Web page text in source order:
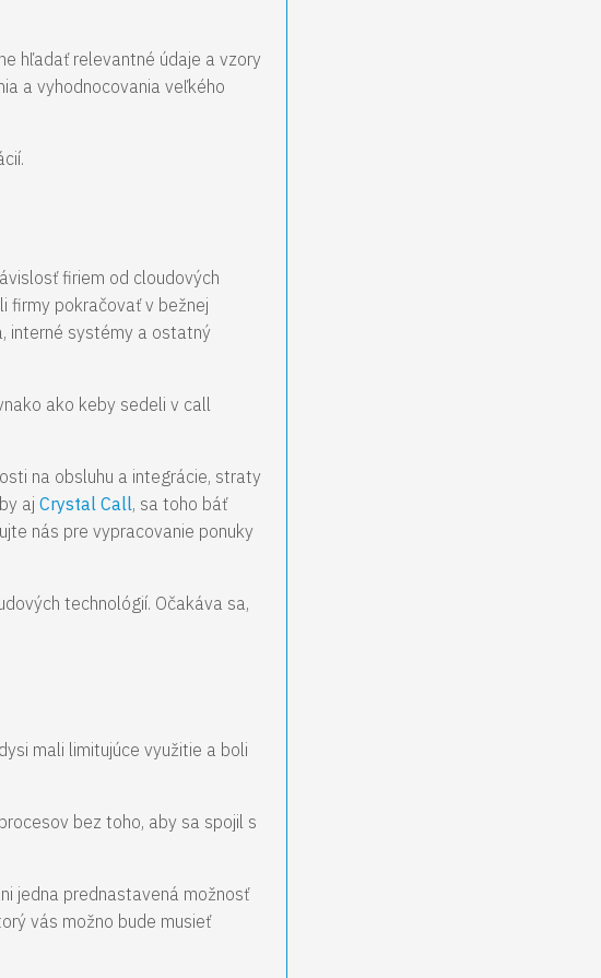
hľadať relevantné údaje a vzory
a vyhodnocovania veľkého
firiem od cloudových
firmy pokračovať v bežnej
interné systémy a ostatný
ako keby sedeli v call
na obsluhu a integrácie, straty
aj Crystal Call, sa toho báť
nás pre vypracovanie ponuky
technológií. Očakáva sa,
mali limitujúce využitie a boli
bez toho, aby sa spojil s
jedna prednastavená možnosť
vás možno bude musieť